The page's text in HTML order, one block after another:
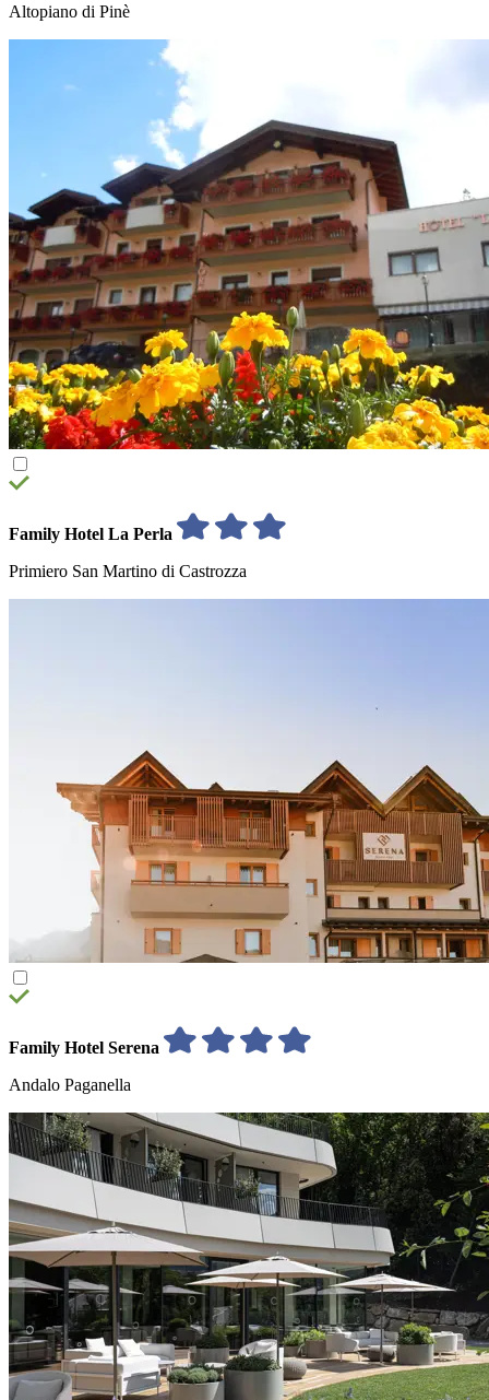
Altopiano di Pinè
Family Hotel La Perla
Primiero San Martino di Castrozza
Family Hotel Serena
Andalo Paganella